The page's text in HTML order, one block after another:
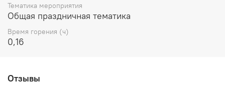
Тематика мероприятия
Общая праздничная тематика
Время горения (ч)
0,16
Отзывы